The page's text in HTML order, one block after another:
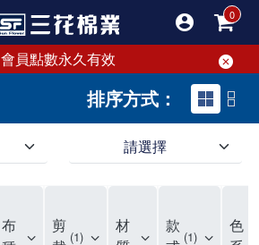
會員點數永久有效
排序方式：
請選擇
布
剪
1
材
款
1
色